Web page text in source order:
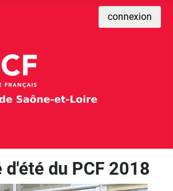
connexion
du PCF 2018